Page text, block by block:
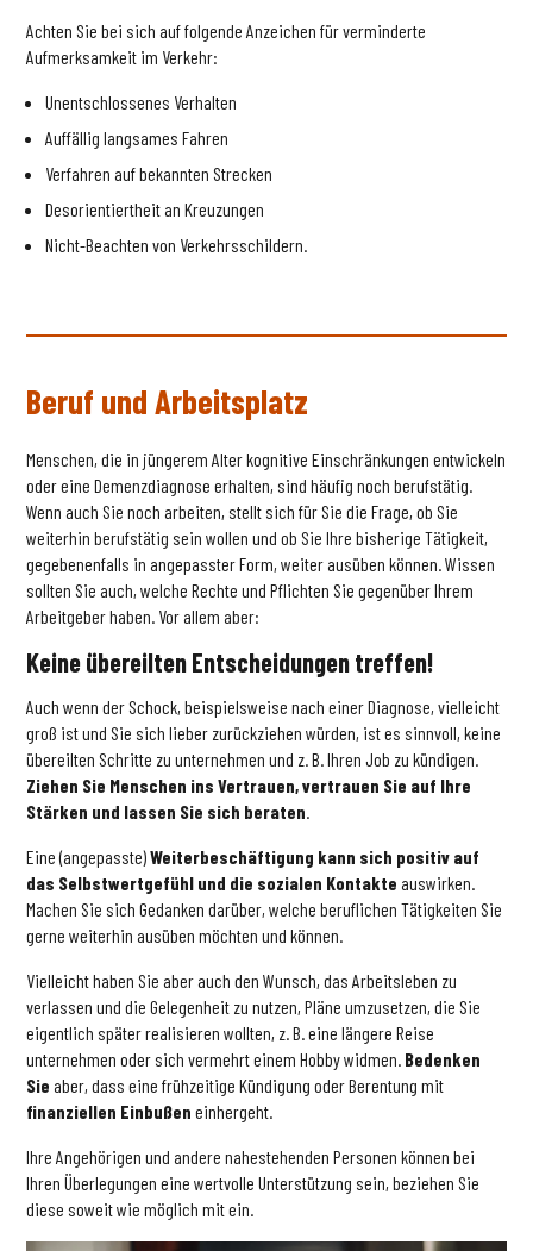
Achten Sie bei sich auf folgende Anzeichen für verminderte
Aufmerksamkeit im Verkehr:
Unentschlossenes Verhalten
Auffällig langsames Fahren
Verfahren auf bekannten Strecken
Desorientiertheit an Kreuzungen
Nicht-Beachten von Verkehrsschildern.
Beruf und Arbeitsplatz
Menschen, die in jüngerem Alter kognitive Einschränkungen entwickeln
oder eine Demenzdiagnose erhalten, sind häufig noch berufstätig.
Wenn auch Sie noch arbeiten, stellt sich für Sie die Frage, ob Sie
weiterhin berufstätig sein wollen und ob Sie Ihre bisherige Tätigkeit,
gegebenenfalls in angepasster Form, weiter ausüben können. Wissen
sollten Sie auch, welche Rechte und Pflichten Sie gegenüber Ihrem
Arbeitgeber haben. Vor allem aber:
Keine übereilten Entscheidungen treffen!
Auch wenn der Schock, beispielsweise nach einer Diagnose, vielleicht
groß ist und Sie sich lieber zurückziehen würden, ist es sinnvoll, keine
übereilten Schritte zu unternehmen und z. B. Ihren Job zu kündigen.
Ziehen Sie Menschen ins Vertrauen, vertrauen Sie auf Ihre
Stärken und lassen Sie sich beraten
Eine (angepasste)Weiterbeschäftigung kann sich positiv auf
das Selbstwertgefühl und die sozialen Kontakte auswirken.
Machen Sie sich Gedanken darüber, welche beruflichen Tätigkeiten Sie
gerne weiterhin ausüben möchten und können.
Vielleicht haben Sie aber auch den Wunsch, das Arbeitsleben zu
verlassen und die Gelegenheit zu nutzen, Pläne umzusetzen, die Sie
eigentlich später realisieren wollten, z. B. eine längere Reise
unternehmen oder sich vermehrt einem Hobby widmen. Bedenken
Sie aber, dass eine frühzeitige Kündigung oder Berentung mit
finanziellen Einbußen einhergeht.
Ihre Angehörigen und andere nahestehenden Personen können bei
Ihren Überlegungen eine wertvolle Unterstützung sein, beziehen Sie
diese soweit wie möglich mit ein.